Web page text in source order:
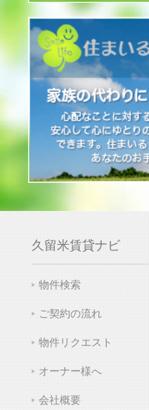
久留米賃貸ナビ
物件検索
ご契約の流れ
物件リクエスト
オーナー様へ
会社概要